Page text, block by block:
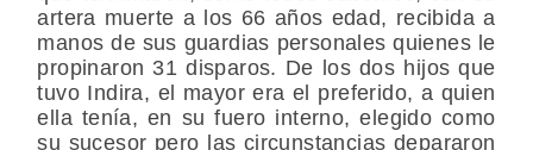
artera muerte a los 66 años edad, recibida a
manos de sus guardias personales quienes le
propinaron 31 disparos. De los dos hijos que
tuvo Indira, el mayor era el preferido, a quien
ella tenía, en su fuero interno, elegido como
su sucesor pero las circunstancias depararon